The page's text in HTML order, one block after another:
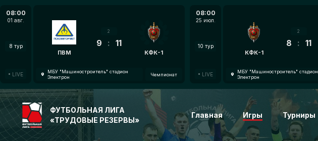
08:00
01 авг.
8 тур
LIVE
ПВМ
2
9 : 11
КФК-1
МБУ "Машиностроитель" стадион
Электрон
Чемпионат
08:00
25 июл.
10 тур
LIVE
КФК-1
2
8 : 11
МБУ "Машиностроитель" стадион
Электрон
ФУТБОЛЬНАЯ ЛИГА
«ТРУДОВЫЕ РЕЗЕРВЫ»
Главная Игры Турниры